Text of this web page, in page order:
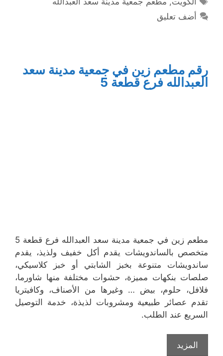
أضف تعليق
رقم مطعم زين في جمعية مدينة سعد
العبدالله فرع قطعة 5
مطعم زين في جمعية مدينة سعد العبدالله فرع قطعة 5
متخصص بالساندويشات يقدم أكل خفيف ولذيذ، يقدم
ساندويشات متنوعة بخبز الشابتي أو خبز كلاسيكي،
صلصات بنكهات مميزة، حشوات مختلفة منها شاورما،
فلافل، حلوم، بيض … وغيرها من الأصناف، وكافيتريا
تقدم عصائر طبيعية ومشروبات لذيذة، خدمة التوصيل
السريع عند الطلب.
المزيد